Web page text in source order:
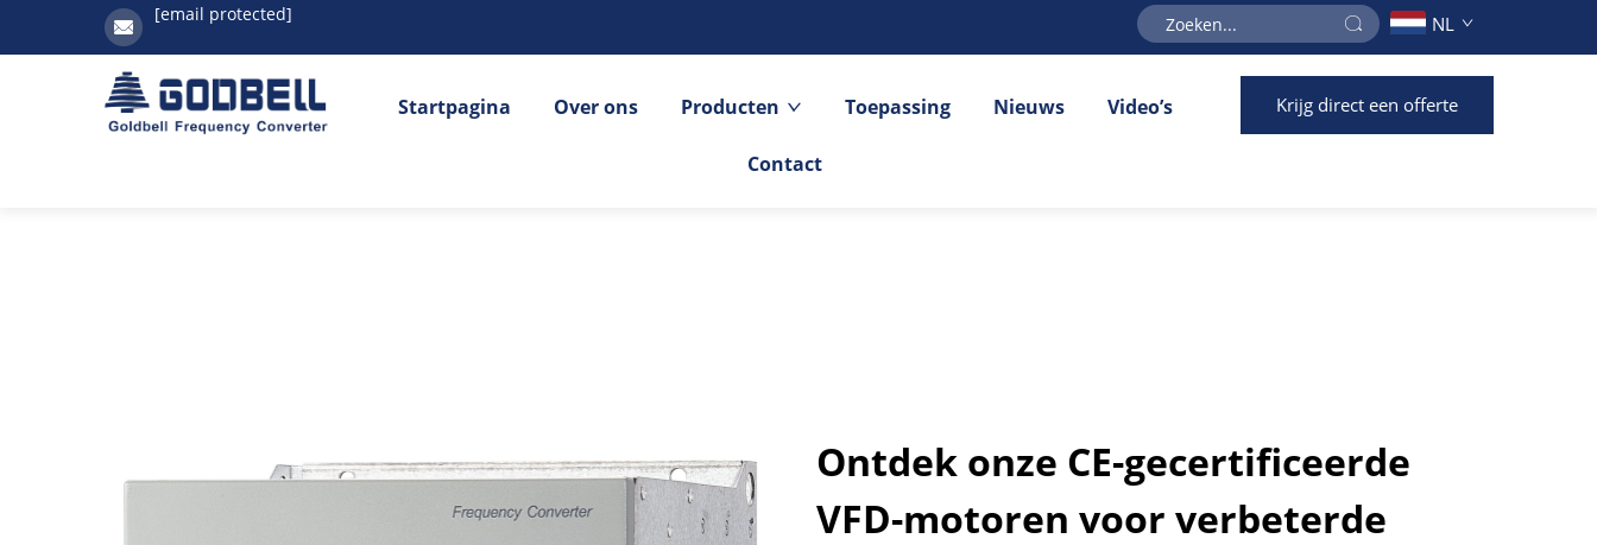
[email protected] NL
Startpagina Over ons Producten Toepassing Nieuws Video’s
Contact
Krijg direct een offerte
Ontdek onze CE-gecertificeerde
VFD-motoren voor verbeterde